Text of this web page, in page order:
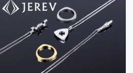
アート・写真
テクノロジー・ガジェット
映像・映画